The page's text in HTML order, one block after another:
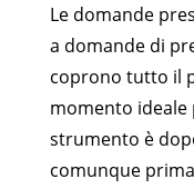
Le domande
a domande di
coprono tutto il
momento ideale
strumento è
comunque prima